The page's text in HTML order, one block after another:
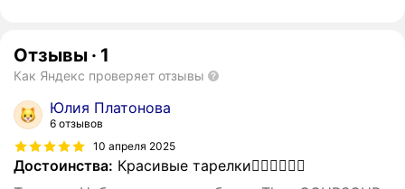
Отзывы · 1
Как Яндекс проверяет отзывы
Юлия Платонова
6 отзывов
10 апреля 2025
Достоинства: Красивые тарелки👍🏻👍🏻👍🏻